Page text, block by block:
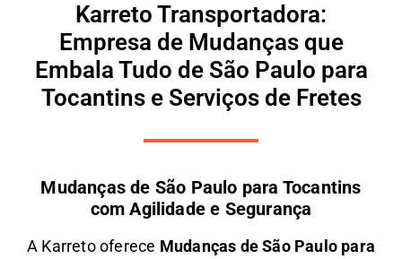
Karreto Transportadora:
Empresa de Mudanças que
Embala Tudo de São Paulo para
Tocantins e Serviços de Fretes
Mudanças de São Paulo para Tocantins
com Agilidade e Segurança
A Karretooferece Mudanças de São Paulo para